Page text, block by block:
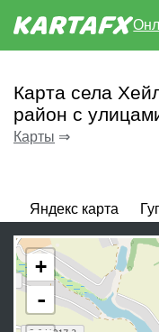
Карта села
район с
Карты ⇒
Яндекс карта
+
-